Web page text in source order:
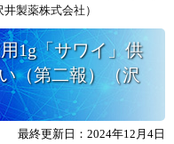
製薬株式会社）
1g「サワイ」供
（第二報）（沢
最終更新日：2024年12月4日